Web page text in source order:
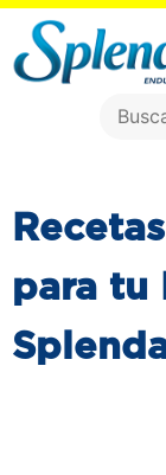
para tu